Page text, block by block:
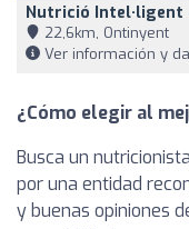
Nutrició Intel·ligent
22,6km, Ontinyent
Ver información y
¿Cómo elegir al
Busca un
por una entidad
y buenas opiniones